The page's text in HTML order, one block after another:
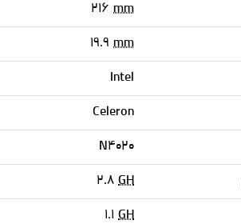
۲۱۶ mm
۱۹.۹ mm
Intel
Celeron
N۴۰۲۰
۲.۸ GH
۱.۱ GH